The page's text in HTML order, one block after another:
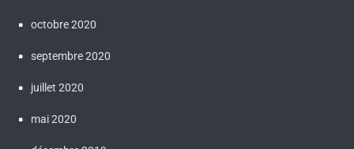
octobre 2020
septembre 2020
juillet 2020
mai 2020